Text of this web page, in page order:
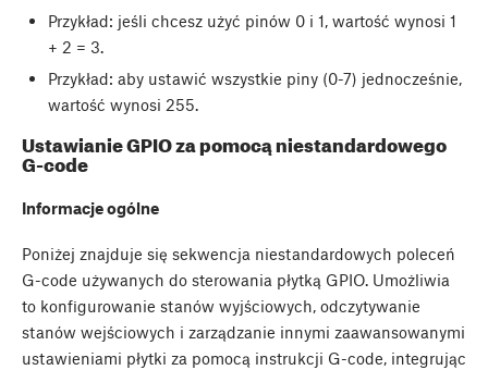
Przykład: jeśli chcesz użyć pinów 0 i 1, wartość wynosi 1
+ 2 = 3.
Przykład: aby ustawić wszystkie piny (0-7) jednocześnie,
wartość wynosi 255.
Ustawianie GPIO za pomocą niestandardowego
G-code
Informacje ogólne
Poniżej znajduje się sekwencja niestandardowych poleceń
G-code używanych do sterowania płytką GPIO. Umożliwia
to konfigurowanie stanów wyjściowych, odczytywanie
stanów wejściowych i zarządzanie innymi zaawansowanymi
ustawieniami płytki za pomocą instrukcji G-code, integrując